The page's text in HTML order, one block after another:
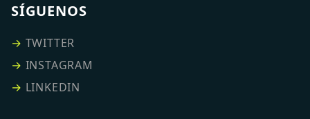
SÍGUENOS
→ TWITTER
→ INSTAGRAM
→ LINKEDIN